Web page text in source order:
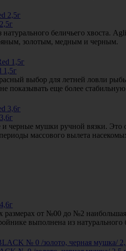
беличьего хвоста.
золотым, медным и черным.
1,5г
выбор для летней ловли
показывать еще более
черные мушки ручной вязки. Это
массового вылета
размерах от №00 до №2
выполнена из натурального